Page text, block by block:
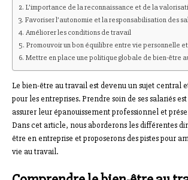
L’importance de la reconnaissance et de la
Favoriser l’autonomie et la responsabilisation des
Améliorer les conditions de travail
Promouvoir un bon équilibre entre vie personnelle
Mettre en place une politique globale de bien-être
Le bien-être au travail est devenu un sujet central
pour les entreprises. Prendre soin de ses salariés
assurer leur épanouissement professionnel et
Dans cet article, nous aborderons les différentes
être en entreprise et proposerons des pistes pour
vie au travail.